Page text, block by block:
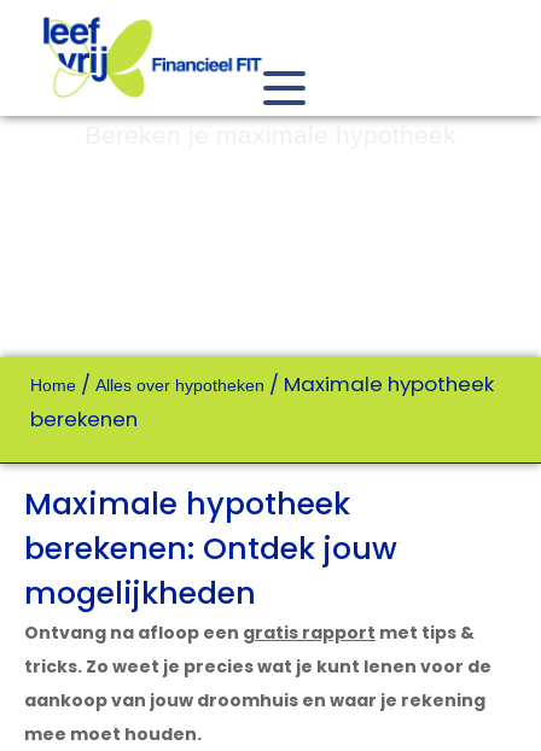
Home / Alles over hypotheken / Maximale hypotheek
berekenen
Maximale hypotheek
berekenen: Ontdek jouw
mogelijkheden
Ontvang na afloop een gratis rapport met tips &
tricks. Zo weet je precies wat je kunt lenen voor de
aankoop van jouw droomhuis en waar je rekening
mee moet houden.